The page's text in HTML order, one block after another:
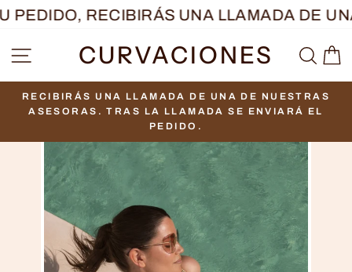
Ir
RECIBIRÁS UNA LLAMADA DE UNA
NAVEGACIÓN
CURVACIONES
diapositivas
pausa
RECIBIRÁS UNA LLAMADA DE UNA DE NUESTRAS
ASESORAS. TRAS LA LLAMADA SE ENVIARÁ EL
PEDIDO.